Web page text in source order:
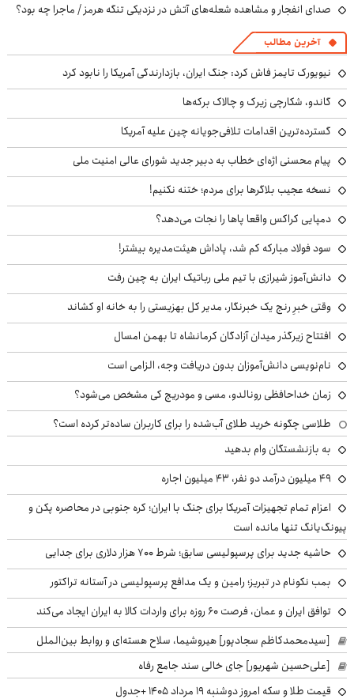
صدای انفجار و مشاهده شعله‌های آتش در نزدیکی تنگه هرمز / ماجرا چه بود؟
آخرین مطالب
نیویورک تایمز فاش کرد: جنگ ایران، بازدارندگی آمریکا را نابود کرد
گاندو، شکارچی زیرک و چالاک برکه‌ها
گسترده‌ترین اقدامات تلافی‌جویانه چین علیه آمریکا
پیام محسنی اژه‌ای خطاب به دبیر جدید شورای عالی امنیت ملی
نسخه عجیب بلاگرها برای مردم؛ ختنه نکنیم!
دمپایی کراکس واقعا پاها را نجات می‌دهد؟
سود فولاد مبارکه کم شد، پاداش هیئت‌مدیره بیشتر!
دانش‌آموز شیرازی با تیم ملی رباتیک ایران به چین رفت
وقتی خبرِ رنج یک خبرنگار، مدیر کل بهزیستی را به خانه او کشاند
افتتاح زیرگذر میدان آزادگان کرمانشاه تا بهمن امسال
نام‌نویسی دانش‌آموزان بدون دریافت وجه، الزامی است
زمان خداحافظی رونالدو، مسی و مودریچ کی مشخص می‌شود؟
طلاسی چگونه خرید طلای آب‌شده را برای کاربران ساده‌تر کرده است؟
به بازنشستگان وام بدهید
49 میلیون درآمد دو نفر، 43 میلیون اجاره
اعزام تمام تجهیزات آمریکا برای جنگ با ایران؛ کره جنوبی در محاصره پکن و
پیونگ‌یانگ تنها مانده است
حاشیه جدید برای پرسپولیسی سابق؛ شرط ۷۰۰ هزار دلاری برای جدایی
بمب نکونام در تبریز؛ رامین و یک مدافع پرسپولیسی در آستانه تراکتور
توافق ایران و عمان، فرصت ۶۰ روزه برای واردات کالا به ایران ایجاد می‌کند
[سیدمحمدکاظم سجادپور] هیروشیما، سلاح هسته‌ای و روابط بین‌الملل
[علی‌حسین شهریور] جای خالی سند جامع رفاه
قیمت طلا و سکه امروز دوشنبه ۱۹ مرداد ۱۴۰۵ +جدول